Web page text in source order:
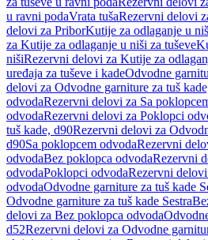
u ravni podaVrata tušaRezervni delovi
delovi za PriborKutije za odlaganje u
za Kutije za odlaganje u niši za tuševe
nišiRezervni delovi za Kutije za
uređaja za tuševe i kadeOdvodne
delovi za Odvodne garniture za tuš
odvodaRezervni delovi za Sa
odvodaRezervni delovi za Poklopci
tuš kade, d90Rezervni delovi za
d90Sa poklopcem odvodaRezervni
odvodaBez poklopca odvodaRezervni
odvodaPoklopci odvodaRezervni
odvodaOdvodne garniture za tuš kade
Odvodne garniture za tuš kade Sestra
delovi za Bez poklopca odvoda
d52Rezervni delovi za Odvodne